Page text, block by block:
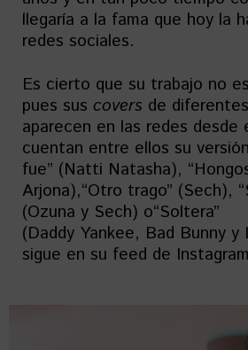
llegaría a la fama que hoy la
redes sociales.
Es cierto que su trabajo no
pues sus covers de
aparecen en las redes desde
cuentan entre ellos su
fue” (Natti Natasha),
Arjona),“Otro trago” (Sech),
(Ozuna y Sech) o“Soltera”
(Daddy Yankee, Bad Bunny y
sigue en su feed de